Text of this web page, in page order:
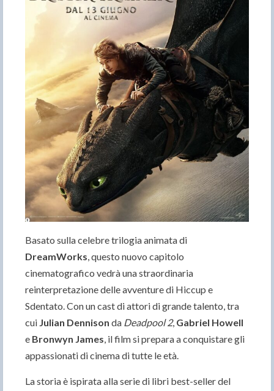
Basato sulla celebre trilogia animata di
DreamWorks, questo nuovo capitolo
cinematografico vedrà una straordinaria
reinterpretazione delle avventure di Hiccup e
Sdentato. Con un cast di attori di grande talento, tra
cui Julian Dennison da Deadpool 2, Gabriel Howell
e Bronwyn James, il film si prepara a conquistare gli
appassionati di cinema di tutte le età.
La storia è ispirata alla serie di libri best-seller del